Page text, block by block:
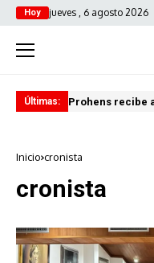
Hoy jueves , 6 agosto 2026
Últimas: Prohens recibe
Inicio cronista
cronista